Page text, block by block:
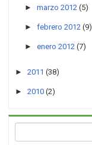
► marzo 2012 (5)
► febrero 2012 (9)
► enero 2012 (7)
► 2011 (38)
► 2010 (2)